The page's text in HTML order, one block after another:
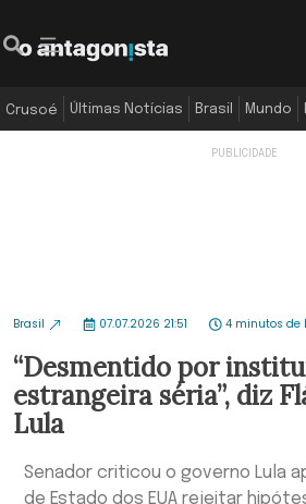
Crusoé Últimas Notícias Brasil Mundo
Brasil 07.07.2026 21:51 4 minutos de
“Desmentido por
estrangeira séria”, diz
Lula
Senador criticou o governo Lula
de Estado dos EUA rejeitar